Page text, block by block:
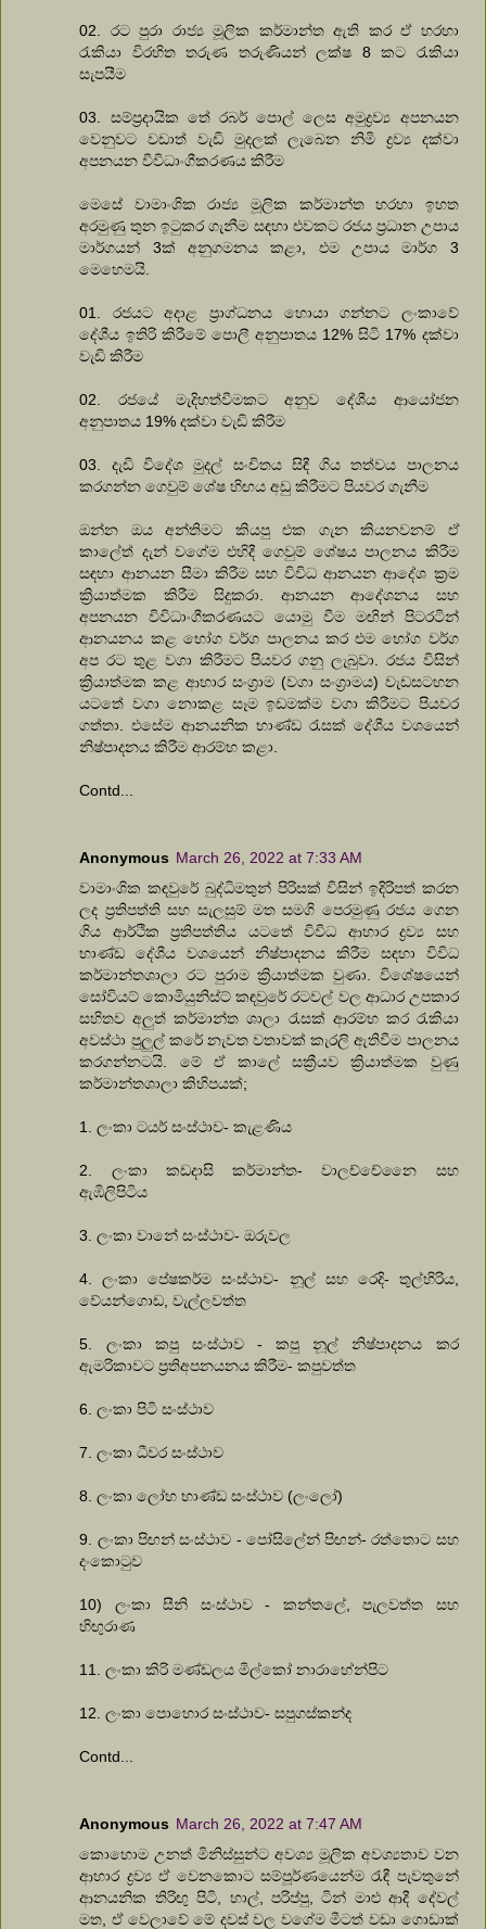
02. රට පුරා රාජ්‍ය මූලික කර්මාන්ත ඇති කර ඒ හරහා
රැකියා විරහිත තරුණ තරුණියන් ලක්ෂ 8 කට රැකියා
සැපයීම
03. සම්ප්‍රදායික තේ රබර් පොල් ලෙස අමුද්‍රව්‍ය අපනයන
වෙනුවට වඩාත් වැඩි මුදලක් ලැබෙන නිමි ද්‍රව්‍ය දක්වා
අපනයන විවිධාංගීකරණය කිරීම
මෙසේ වාමාංශික රාජ්‍ය මූලික කර්මාන්ත හරහා ඉහත
අරමුණු තුන ඉටුකර ගැනීම සඳහා එවකට රජය ප්‍රධාන උපාය
මාර්ගයන් 3ක් අනුගමනය කළා, එම උපාය මාර්ග 3
මෙහෙමයි.
01. රජයට අදාළ ප්‍රාග්ධනය හොයා ගන්නට ලංකාවේ
දේශීය ඉතිරි කිරීමේ පොලී අනුපාතය 12% සිටි 17% දක්වා
වැඩි කිරීම
02. රජයේ මැදිහත්වීමකට අනුව දේශීය ආයෝජන
අනුපාතය 19% දක්වා වැඩි කිරීම
03. දැඩි විදේශ මුදල් සංචිතය සිඳී ගිය තත්වය පාලනය
කරගන්න ගෙවුම් ශේෂ හිඟය අඩු කිරීමට පියවර ගැනීම
ඔන්න ඔය අන්තිමට කියපු එක ගැන කියනවනම් ඒ
කාලේත් දැන් වගේම එහිදී ගෙවුම් ශේෂය පාලනය කිරීම
සඳහා ආනයන සීමා කිරීම සහ විවිධ ආනයන ආදේශ ක්‍රම
ක්‍රියාත්මක කිරීම සිදුකරා. ආනයන ආදේශනය සහ
අපනයන විවිධාංගීකරණයට යොමු වීම මඟින් පිටරටින්
ආනයනය කළ භෝග වර්ග පාලනය කර එම භෝග වර්ග
අප රට තුළ වගා කිරීමට පියවර ගනු ලැබුවා. රජය විසින්
ක්‍රියාත්මක කළ ආහාර සංග්‍රාම (වගා සංග්‍රාමය) වැඩසටහන
යටතේ වගා නොකළ සෑම ඉඩමක්ම වගා කිරීමට පියවර
ගත්තා. එසේම ආනයනික භාණ්ඩ රැසක් දේශීය වශයෙන්
නිෂ්පාදනය කිරීම ආරම්භ කළා.
Contd...
Anonymous March 26, 2022 at 7:33 AM
වාමාංශික කඳවුරේ බුද්ධිමතුන් පිරිසක් විසින් ඉදිරිපත් කරන
ලද ප්‍රතිපත්ති සහ සැලසුම් මත සමගි පෙරමුණු රජය ගෙන
ගිය ආර්ථික ප්‍රතිපත්තිය යටතේ විවිධ ආහාර ද්‍රව්‍ය සහ
භාණ්ඩ දේශීය වශයෙන් නිෂ්පාදනය කිරීම සඳහා විවිධ
කර්මාන්තශාලා රට පුරාම ක්‍රියාත්මක වුණා. විශේෂයෙන්
සෝවියට් කොමියුනිස්ට් කඳවුරේ රටවල් වල ආධාර උපකාර
සහිතව අලුත් කර්මාන්ත ශාලා රැසක් ආරම්භ කර රැකියා
අවස්ථා පුලුල් කරේ නැවත වතාවක් කැරලි ඇතිවීම පාලනය
කරගන්නටයි. මේ ඒ කාලේ සක්‍රීයව ක්‍රියාත්මක වුණු
කර්මාන්තශාලා කිහිපයක්;
1. ලංකා ටයර් සංස්ථාව- කැළණිය
2. ලංකා කඩදාසි කර්මාන්ත- වාලච්චේනෛ සහ
ඇඹිලිපිටිය
3. ලංකා වානේ සංස්ථාව- ඔරුවල
4. ලංකා පේෂකර්ම සංස්ථාව- නූල් සහ රෙදි- තුල්හිරිය,
වේයන්ගොඩ, වැල්ලවත්ත
5. ලංකා කපු සංස්ථාව - කපු නූල් නිෂ්පාදනය කර
ඇමරිකාවට ප්‍රතිඅපනයනය කිරීම- කපුවත්ත
6. ලංකා පිටි සංස්ථාව
7. ලංකා ධීවර සංස්ථාව
8. ලංකා ලෝහ භාණ්ඩ සංස්ථාව (ලංලෝ)
9. ලංකා පිඟන් සංස්ථාව - පෝසිලේන් පිඟන්- රත්තොට සහ
දංකොටුව
10) ලංකා සීනි සංස්ථාව - කන්තලේ, පැලවත්ත සහ
හිඟුරාණ
11. ලංකා කිරි මණ්ඩලය මිල්කෝ නාරාහේන්පිට
12. ලංකා පොහොර සංස්ථාව- සපුගස්කන්ද
Contd...
Anonymous March 26, 2022 at 7:47 AM
කොහොම උනත් මිනිස්සුන්ට අවශ්‍ය මූලික අවශ්‍යතාව වන
ආහාර ද්‍රව්‍ය ඒ වෙනකොට සම්පූර්ණයෙන්ම රැඳී පැවතුනේ
ආනයනික තිරිඟු පිටි, හාල්, පරිප්පු, ටින් මාළු ආදී දේවල්
මත, ඒ වෙලාවේ මේ දවස් වල වගේම මීටත් වඩා ගොඩාක්